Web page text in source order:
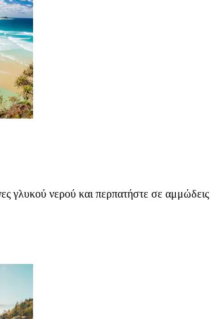
γλυκού νερού και περπατήστε σε αμμώδεις